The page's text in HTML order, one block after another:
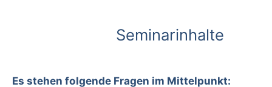
Seminarinhalte
Es stehen folgende Fragen im Mittelpunkt: